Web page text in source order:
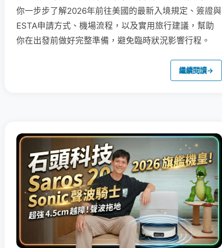
你一步步了解2026年前往美國的最新入境規定、簽證與
ESTA申請方式、機場流程，以及實用旅行建議，幫助
你在出發前做好完整準備，避免臨時狀況影響行程。
繼續閱讀→